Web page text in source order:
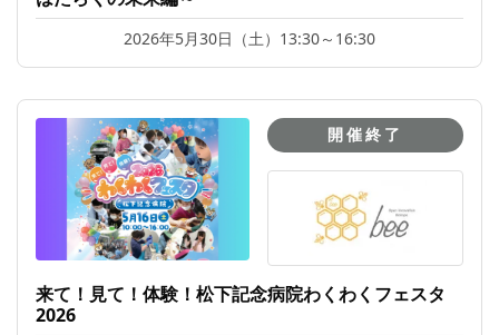
2026年5月30日（土）13:30～16:30
開催終了
来て！見て！体験！松下記念病院わくわくフェスタ
2026